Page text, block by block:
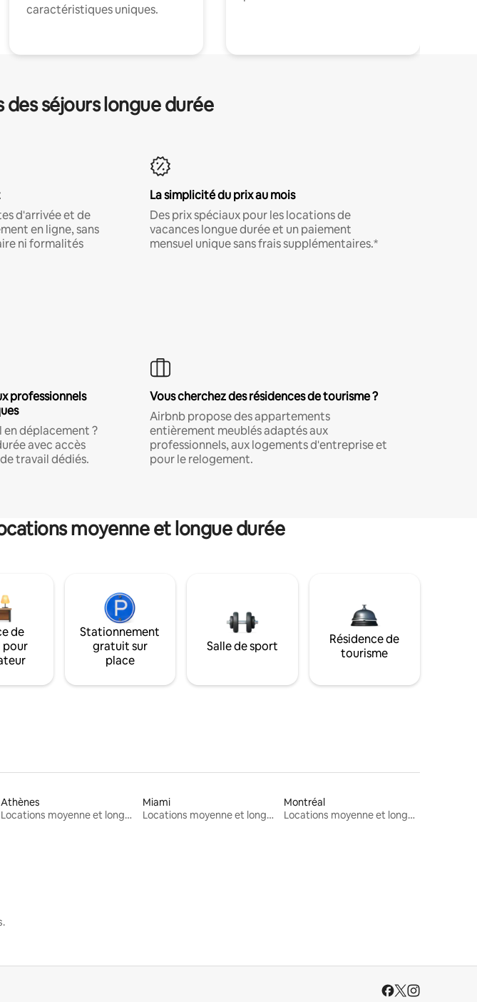
caractéristiques uniques.
séjours longue durée
d'arrivée et de
en ligne, sans
ni formalités
La simplicité du prix au mois
Des prix spéciaux pour les locations de
vacances longue durée et un paiement
mensuel unique sans frais supplémentaires.*
professionnels
en déplacement ?
avec accès
travail dédiés.
Vous cherchez des résidences de tourisme ?
Airbnb propose des appartements
entièrement meublés adaptés aux
professionnels, aux logements d'entreprise et
pour le relogement.
moyenne et longue durée
de
pour
Stationnement
gratuit sur
place
Salle de sport
Résidence de
tourisme
Athènes
Locations moyenne et longue durée
Miami
Locations moyenne et longue durée
Montréal
Locations moyenne et longue durée